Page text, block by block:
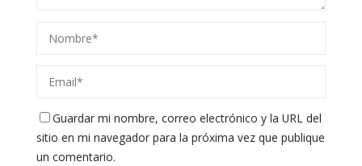
Guardar mi nombre, correo electrónico y la URL del
sitio en mi navegador para la próxima vez que publique
un comentario.